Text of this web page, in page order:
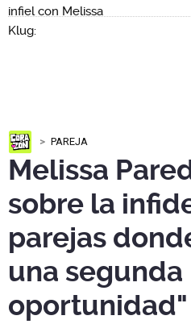
PAREJA
Melissa
sobre la
parejas
una segunda
oportunidad"